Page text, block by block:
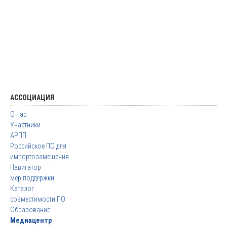
АССОЦИАЦИЯ
О нас
Участники
АРПП
Российское ПО для
импортозамещения
Навигатор
мер поддержки
Каталог
совместимости ПО
Образование
Медиацентр